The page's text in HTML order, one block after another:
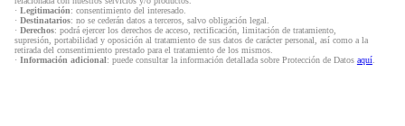
· Legitimación: consentimiento del interesado.
· Destinatarios: no se cederán datos a terceros, salvo obligación legal.
· Derechos: podrá ejercer los derechos de acceso, rectificación, limitación de tratamiento,
supresión, portabilidad y oposición al tratamiento de sus datos de carácter personal, así como a la
retirada del consentimiento prestado para el tratamiento de los mismos.
· Información adicional: puede consultar la información detallada sobre Protección de Datos aquí.